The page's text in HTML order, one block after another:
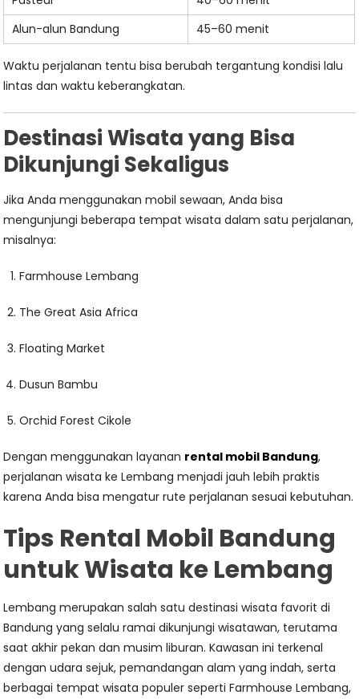
Alun-alun Bandung
45–60 menit
Waktu perjalanan tentu bisa berubah tergantung kondisi lalu
lintas dan waktu keberangkatan.
Destinasi Wisata yang Bisa
Dikunjungi Sekaligus
Jika Anda menggunakan mobil sewaan, Anda bisa
mengunjungi beberapa tempat wisata dalam satu perjalanan,
misalnya:
Farmhouse Lembang
The Great Asia Africa
Floating Market
Dusun Bambu
Orchid Forest Cikole
Dengan menggunakan layanan rental mobil Bandung,
perjalanan wisata ke Lembang menjadi jauh lebih praktis
karena Anda bisa mengatur rute perjalanan sesuai kebutuhan.
Tips Rental Mobil Bandung
untuk Wisata ke Lembang
Lembang merupakan salah satu destinasi wisata favorit di
Bandung yang selalu ramai dikunjungi wisatawan, terutama
saat akhir pekan dan musim liburan. Kawasan ini terkenal
dengan udara sejuk, pemandangan alam yang indah, serta
berbagai tempat wisata populer seperti Farmhouse Lembang,